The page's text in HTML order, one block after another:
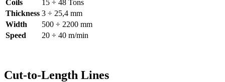
Coils
15 ÷ 48 Tons
Thickness 3 ÷ 25,4 mm
Width
500 ÷ 2200 mm
Speed
20 ÷ 40 m/min
Cut-to-Length Lines